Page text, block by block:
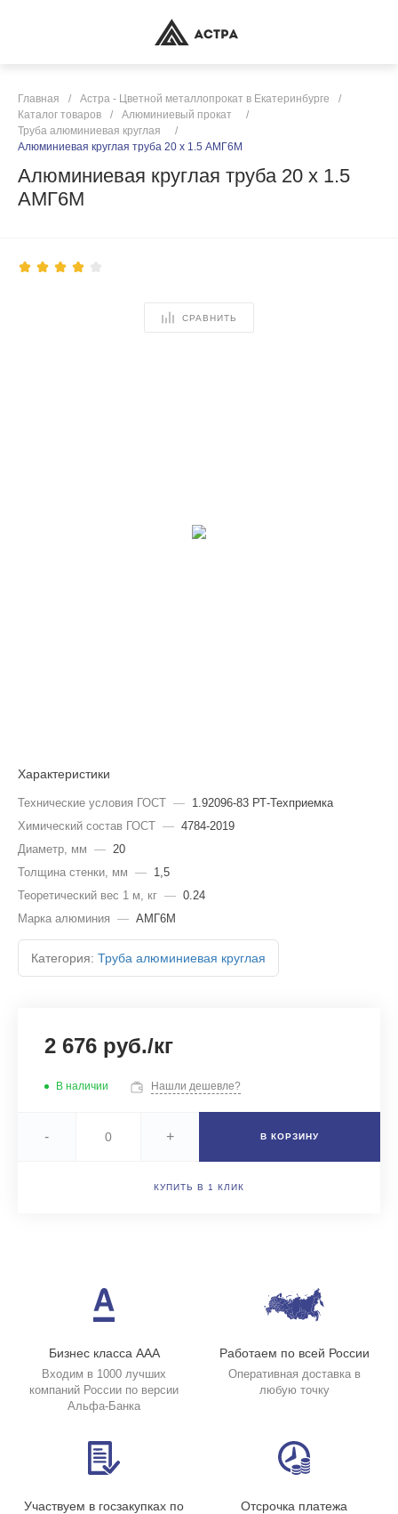
Главная / Астра - Цветной металлопрокат в Екатеринбурге
/
Каталог товаров
/ Алюминиевый прокат
/
Труба алюминиевая круглая
/
Алюминиевая круглая труба 20 х 1.5 АМГ6М
Алюминиевая круглая труба 20 х 1.5
АМГ6М
СРАВНИТЬ
Характеристики
Технические условия ГОСТ — 1.92096-83 РТ-Техприемка
Химический состав ГОСТ — 4784-2019
Диаметр, мм — 20
Толщина стенки, мм — 1,5
Теоретический вес 1 м, кг — 0.24
Марка алюминия — АМГ6М
Категория: Труба алюминиевая круглая
2 676 руб./кг
В наличии Нашли дешевле?
- + В КОРЗИНУ
КУПИТЬ В 1 КЛИК
Бизнес класса ААА
Входим в 1000 лучших
компаний России по версии
Альфа-Банка
Работаем по всей России
Оперативная доставка в
любую точку
Участвуем в госзакупках по
Отсрочка платежа